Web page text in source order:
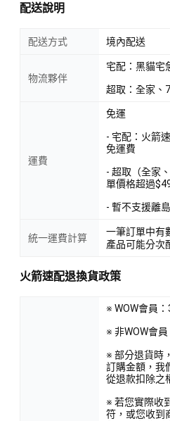
配送說明
配送方式 境內配送
物流夥伴
宅配：黑貓宅
超取：全家、
運費
免運
- 宅配：火箭
免運費
- 超取（全家
單價格超過
- 暫不支援離
統一運費計算
一筆訂單中有
產品可能分次
火箭速配退換貨政策
※ WOW會員
※ 非WOW會
※ 部分退貨時
訂購金額，我
從退款扣除之
※ 若您實際收
符，或您收到